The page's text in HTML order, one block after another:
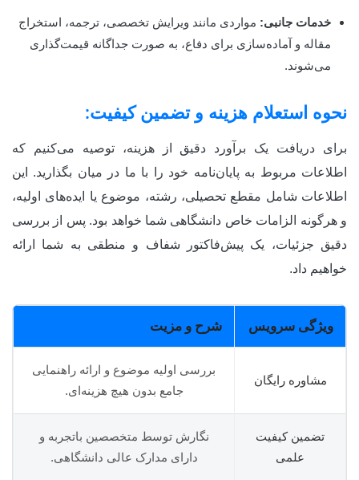
خدمات جانبی: مواردی مانند ویرایش تخصصی، ترجمه، استخراج
مقاله و آماده‌سازی برای دفاع، به صورت جداگانه قیمت‌گذاری
می‌شوند.
نحوه استعلام هزینه و تضمین کیفیت:
برای دریافت یک برآورد دقیق از هزینه، توصیه می‌کنیم که
اطلاعات مربوط به پایان‌نامه خود را با ما در میان بگذارید. این
اطلاعات شامل مقطع تحصیلی، رشته، موضوع یا ایده‌های اولیه،
و هرگونه الزامات خاص دانشگاهی شما خواهد بود. پس از بررسی
دقیق جزئیات، یک پیش‌فاکتور شفاف و منطقی به شما ارائه
خواهیم داد.
ویژگی سرویس شرح و مزیت
مشاوره رایگان
بررسی اولیه موضوع و ارائه راهنمایی
جامع بدون هیچ هزینه‌ای.
تضمین کیفیت
علمی
نگارش توسط متخصصین باتجربه و
دارای مدارک عالی دانشگاهی.